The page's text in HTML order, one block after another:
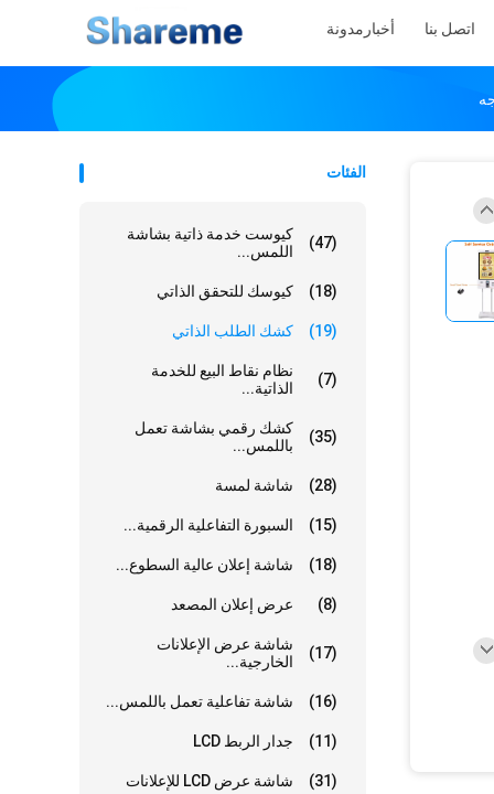
اتصل بنا أخبار مدونة
الفئات
كيوست خدمة ذاتية بشاشة
اللمس...
(47)
كيوسك للتحقق الذاتي (18)
كشك الطلب الذاتي (19)
نظام نقاط البيع للخدمة
الذاتية...
(7)
كشك رقمي بشاشة تعمل
باللمس...
(35)
شاشة لمسة (28)
السبورة التفاعلية الرقمية... (15)
شاشة إعلان عالية السطوع... (18)
عرض إعلان المصعد (8)
شاشة عرض الإعلانات
الخارجية...
(17)
شاشة تفاعلية تعمل باللمس... (16)
جدار الربط LCD (11)
شاشة عرض LCD للإعلانات (31)